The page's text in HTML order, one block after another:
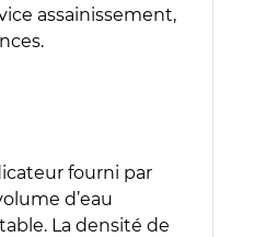
assainissement,
fourni par
d’eau
La densité de